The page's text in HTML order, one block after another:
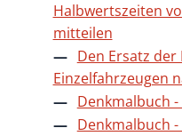
Halbwertszeiten
mitteilen
Den Ersatz
Einzelfahrzeugen
Denkmalbuch
Denkmalbuch